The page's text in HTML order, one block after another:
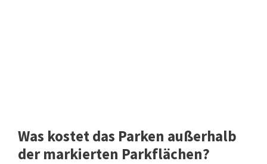
Was kostet das Parken außerhalb
der markierten Parkflächen?